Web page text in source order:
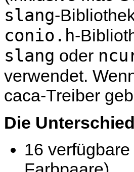
slang-
conio.h-
slang oder
verwendet.
caca-Treiber
Die
16